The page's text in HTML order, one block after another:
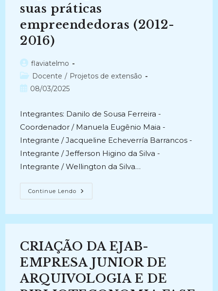
suas práticas
empreendedoras (2012-
2016)
Autor
do
post:
flaviatelmo
Categoria
do
Docente / Projetos de extensão
Post08/03/2025
Integrantes: Danilo de Sousa Ferreira -
Coordenador / Manuela Eugênio Maia -
Integrante / Jacqueline Echeverría Barrancos -
Integrante / Jefferson Higino da Silva -
Integrante / Wellington da Silva…
Continue Lendo DIVULGAÇÃO
ELETRÔNICA:
O
Arquivologia
Da
UEPB
E
Suas
Práticas
CRIAÇÃO DA EJAB-
EMPRESA JUNIOR DE
ARQUIVOLOGIA E DE